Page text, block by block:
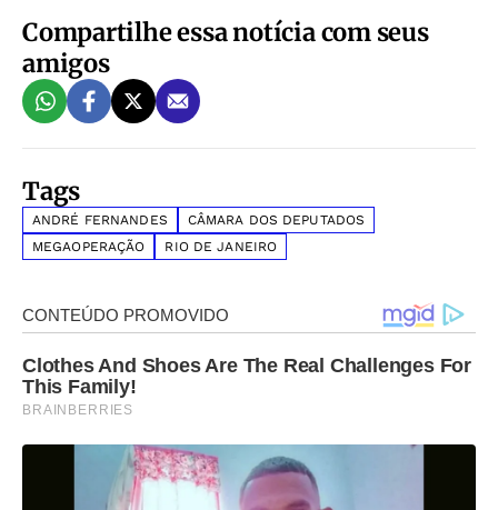
Compartilhe essa notícia com seus
amigos
Tags
ANDRÉ FERNANDES
CÂMARA DOS DEPUTADOS
MEGAOPERAÇÃO
RIO DE JANEIRO